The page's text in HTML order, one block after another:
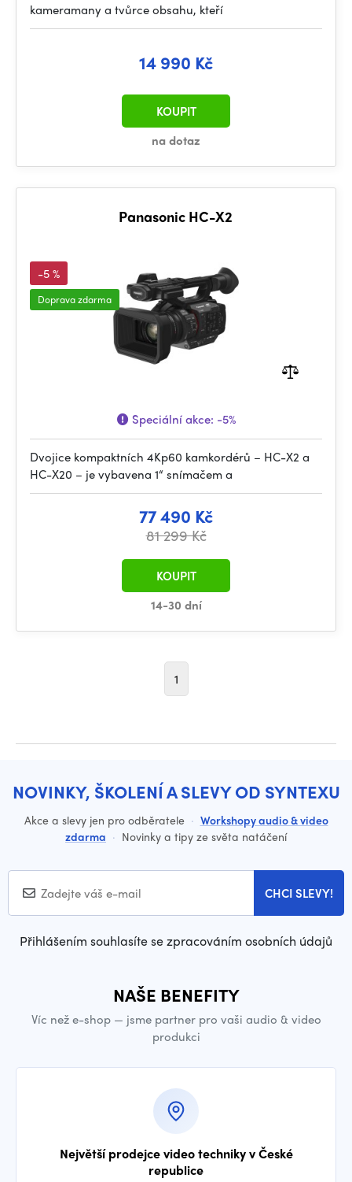
kameramany a tvůrce obsahu, kteří
14 990 Kč
na dotaz
KOUPIT
Panasonic HC-X2
-5 %
Doprava zdarma
Speciální akce: -5%
Dvojice kompaktních 4Kp60 kamkordérů – HC-X2 a
HC-X20 – je vybavena 1“ snímačem a
77 490 Kč
81 299 Kč
14-30 dní
KOUPIT
1
NOVINKY, ŠKOLENÍ A SLEVY OD SYNTEXU
Akce a slevy jen pro odběratele · Workshopy audio & video
zdarma · Novinky a tipy ze světa natáčení
CHCI SLEVY!
Přihlášením souhlasíte se zpracováním osobních údajů
NAŠE BENEFITY
Víc než e-shop — jsme partner pro vaši audio & video
produkci
Největší prodejce video techniky v České
republice